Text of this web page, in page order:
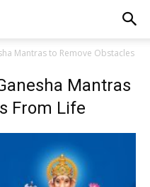
Mantras to Remove Obstacles
Mantras
From Life